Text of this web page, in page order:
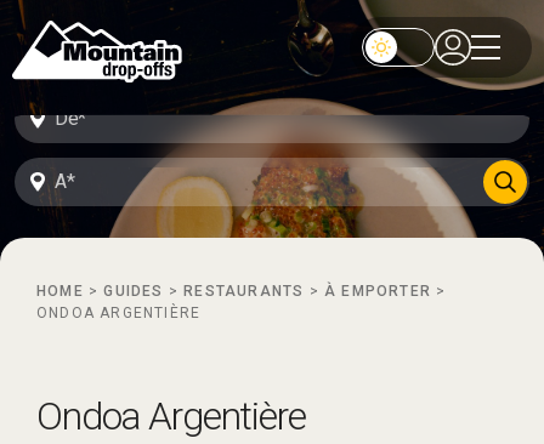
HOME > GUIDES > RESTAURANTS > À EMPORTER >
ONDOA ARGENTIÈRE
Ondoa Argentière